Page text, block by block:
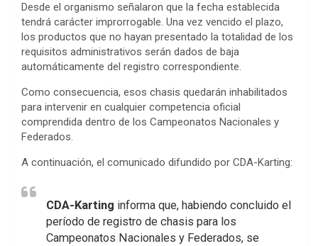
Desde el organismo señalaron que la fecha establecida
tendrá carácter improrrogable. Una vez vencido el plazo,
los productos que no hayan presentado la totalidad de los
requisitos administrativos serán dados de baja
automáticamente del registro correspondiente.
Como consecuencia, esos chasis quedarán inhabilitados
para intervenir en cualquier competencia oficial
comprendida dentro de los Campeonatos Nacionales y
Federados.
A continuación, el comunicado difundido por CDA-Karting:
CDA-Karting informa que, habiendo concluido el
período de registro de chasis para los
Campeonatos Nacionales y Federados, se